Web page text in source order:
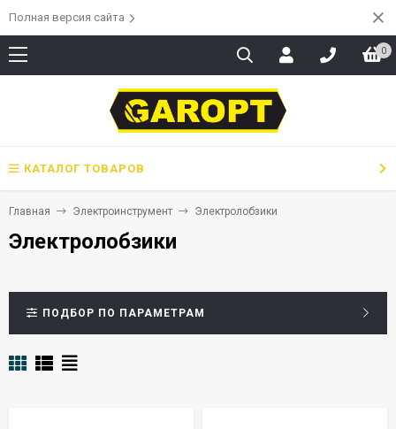
Полная версия сайта
0
КАТАЛОГ ТОВАРОВ
Главная Электроинструмент Электролобзики
Электролобзики
ПОДБОР ПО ПАРАМЕТРАМ